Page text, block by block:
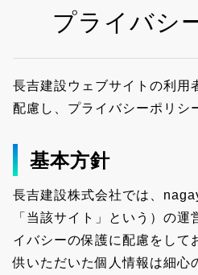
プライバシ
長吉建設ウェブサイトの利用
配慮し、プライバシーポリシ
基本方針
長吉建設株式会社では、
「当該サイト」という）の
イバシーの保護に配慮をして
供いただいた個人情報は細心